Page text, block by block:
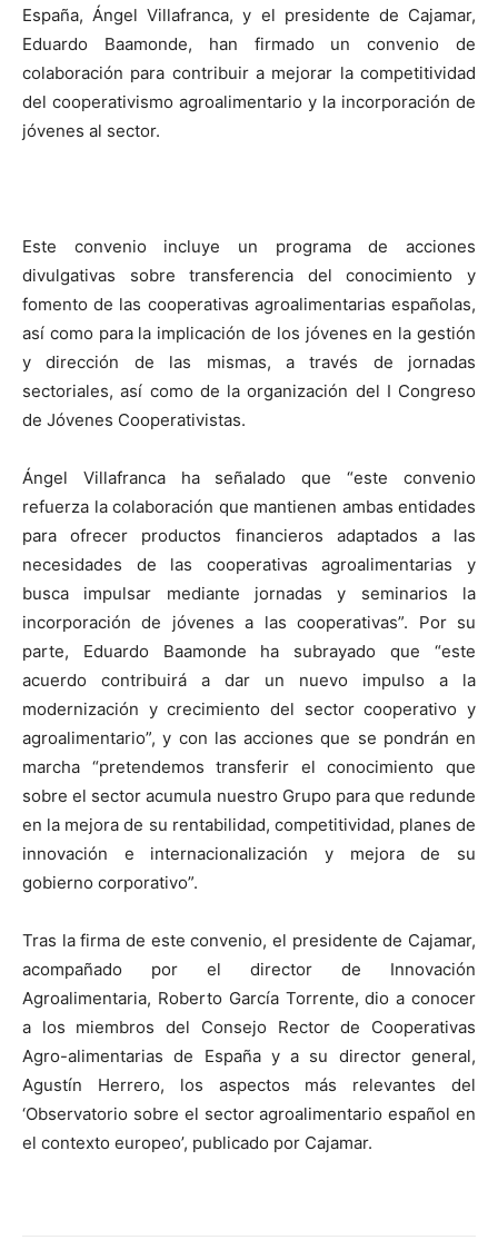
España, Ángel Villafranca, y el presidente de Cajamar,
Eduardo Baamonde, han firmado un convenio de
colaboración para contribuir a mejorar la competitividad
del cooperativismo agroalimentario y la incorporación de
jóvenes al sector.
Este convenio incluye un programa de acciones
divulgativas sobre transferencia del conocimiento y
fomento de las cooperativas agroalimentarias españolas,
así como para la implicación de los jóvenes en la gestión
y dirección de las mismas, a través de jornadas
sectoriales, así como de la organización del I Congreso
de Jóvenes Cooperativistas.
Ángel Villafranca ha señalado que “este convenio
refuerza la colaboración que mantienen ambas entidades
para ofrecer productos financieros adaptados a las
necesidades de las cooperativas agroalimentarias y
busca impulsar mediante jornadas y seminarios la
incorporación de jóvenes a las cooperativas”. Por su
parte, Eduardo Baamonde ha subrayado que “este
acuerdo contribuirá a dar un nuevo impulso a la
modernización y crecimiento del sector cooperativo y
agroalimentario”, y con las acciones que se pondrán en
marcha “pretendemos transferir el conocimiento que
sobre el sector acumula nuestro Grupo para que redunde
en la mejora de su rentabilidad, competitividad, planes de
innovación e internacionalización y mejora de su
gobierno corporativo”.
Tras la firma de este convenio, el presidente de Cajamar,
acompañado por el director de Innovación
Agroalimentaria, Roberto García Torrente, dio a conocer
a los miembros del Consejo Rector de Cooperativas
Agro-alimentarias de España y a su director general,
Agustín Herrero, los aspectos más relevantes del
‘Observatorio sobre el sector agroalimentario español en
el contexto europeo’, publicado por Cajamar.